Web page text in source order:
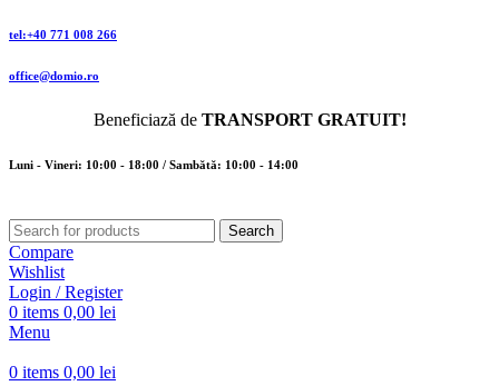
tel:+40 771 008 266
office@domio.ro
Beneficiază de TRANSPORT GRATUIT!
Luni - Vineri: 10:00 - 18:00 / Sambătă: 10:00 - 14:00
Search
Compare
Wishlist
Login / Register
0 items 0,00 lei
Menu
0 items 0,00 lei